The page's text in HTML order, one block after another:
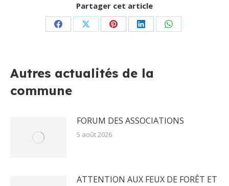
Partager cet article
PartagerPartagerPartagerPartagerPartager
Autres actualités de la
commune
FORUM DES ASSOCIATIONS
5 août 2026
ATTENTION AUX FEUX DE FORÊT ET